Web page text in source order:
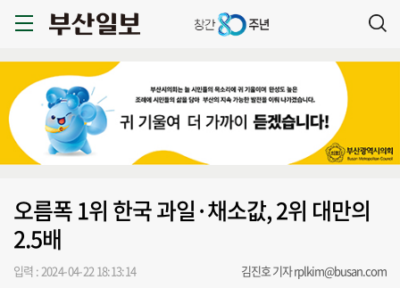
오름폭 1위 한국 과일·채소값, 2위 대만의
2.5배
입력 : 2024-04-22 18:13:14 김진호 기자 rplkim@busan.com